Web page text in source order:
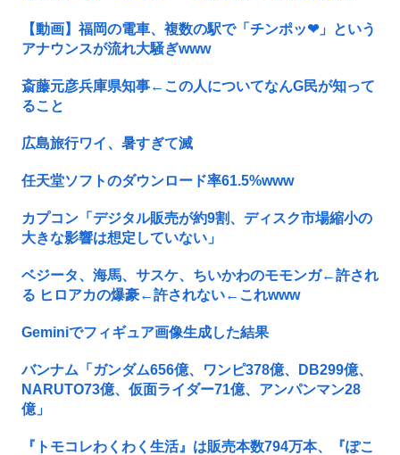
【動画】福岡の電車、複数の駅で「チンポッ❤」という
アナウンスが流れ大騒ぎwww
斎藤元彦兵庫県知事←この人についてなんG民が知って
ること
広島旅行ワイ、暑すぎて滅
任天堂ソフトのダウンロード率61.5%www
カプコン「デジタル販売が約9割、ディスク市場縮小の
大きな影響は想定していない」
ベジータ、海馬、サスケ、ちいかわのモモンガ←許され
る ヒロアカの爆豪←許されない←これwww
Geminiでフィギュア画像生成した結果
バンナム「ガンダム656億、ワンピ378億、DB299億、
NARUTO73億、仮面ライダー71億、アンパンマン28
億」
『トモコレわくわく生活』は販売本数794万本、『ぽこ